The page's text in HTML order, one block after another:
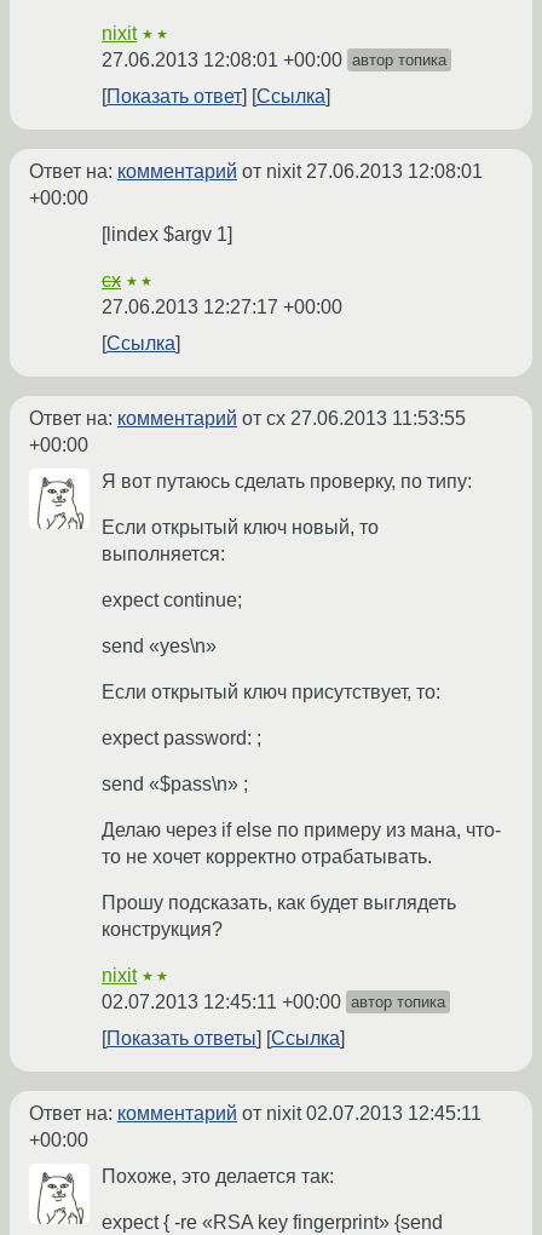
nixit ★★
27.06.2013 12:08:01 +00:00 автор топика
Показать ответ Ссылка
Ответ на: комментарий от nixit27.06.2013 12:08:01
+00:00
[lindex $argv 1]
cx ★★
27.06.2013 12:27:17 +00:00
Ссылка
Ответ на: комментарий от cx 27.06.2013 11:53:55
+00:00
Я вот путаюсь сделать проверку, по типу:
Если открытый ключ новый, то
выполняется:
expect continue;
send «yes\n»
Если открытый ключ присутствует, то:
expect password: ;
send «$pass\n» ;
Делаю через if else по примеру из мана, что-
то не хочет корректно отрабатывать.
Прошу подсказать, как будет выглядеть
конструкция?
nixit ★★
02.07.2013 12:45:11 +00:00 автор топика
Показать ответы Ссылка
Ответ на: комментарий от nixit02.07.2013 12:45:11
+00:00
Похоже, это делается так:
expect { -re «RSA key fingerprint» {send